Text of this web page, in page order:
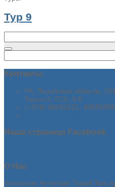
Тур 9
Контакты
РА, Лорийская область,
Тарон-2, ГСК, 8-5
(+374) 98061131, 43555095
Наша страница Facebook
О Нас
Компания Armenian Travel Tors